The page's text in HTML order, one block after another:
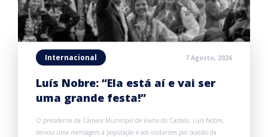
Internacional 7 Agosto, 2026
Luís Nobre: “Ela está aí e vai ser
uma grande festa!”
O presidente da Câmara Municipal de Viana do Castelo, Luís Nobre,
deixou uma mensagem à população e aos visitantes por ocasião da